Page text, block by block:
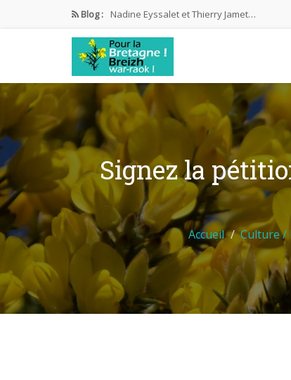
Blog : Nadine Eyssalet et Thierry Jamet…
LE CIRQUE LR
Une démocratie … imparfaite
Assemblée Générale
Marcel Berrou Valérie Le Roux…
Signez la
Accueil Culture /